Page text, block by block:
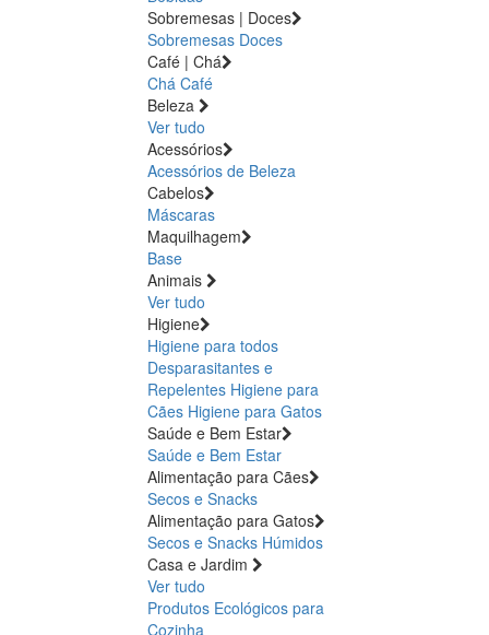
Sobremesas | Doces
Sobremesas Doces
Café | Chá
Chá Café
Beleza
Ver tudo
Acessórios
Acessórios de Beleza
Cabelos
Máscaras
Maquilhagem
Base
Animais
Ver tudo
Higiene
Higiene para todos
Desparasitantes e
Repelentes Higiene para
Cães Higiene para Gatos
Saúde e Bem Estar
Saúde e Bem Estar
Alimentação para Cães
Secos e Snacks
Alimentação para Gatos
Secos e Snacks Húmidos
Casa e Jardim
Ver tudo
Produtos Ecológicos para
Cozinha